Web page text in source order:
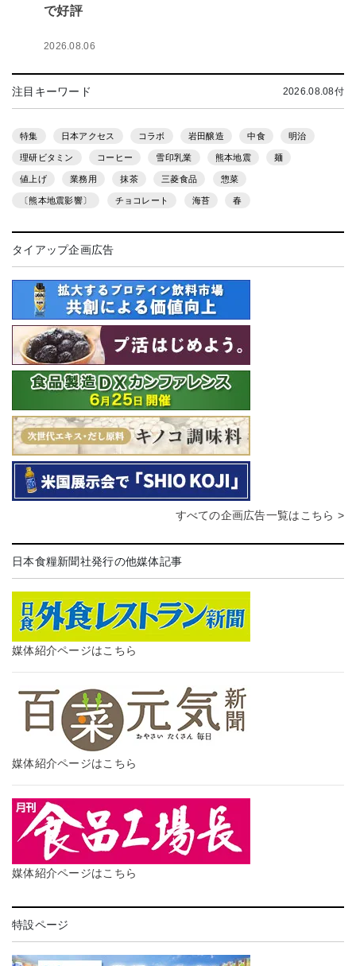
で好評
2026.08.06
注目キーワード 2026.08.08付
特集 日本アクセス コラボ 岩田醸造 中食 明治
理研ビタミン コーヒー 雪印乳業 熊本地震 麺
値上げ 業務用 抹茶 三菱食品 惣菜
〔熊本地震影響〕 チョコレート 海苔 春
タイアップ企画広告
すべての企画広告一覧はこちら >
日本食糧新聞社発行の他媒体記事
媒体紹介ページはこちら
媒体紹介ページはこちら
媒体紹介ページはこちら
特設ページ